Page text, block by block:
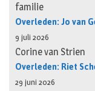
familie
Overleden: Jo van
9 juli 2026
Corine van Strien
Overleden: Riet
29 juni 2026